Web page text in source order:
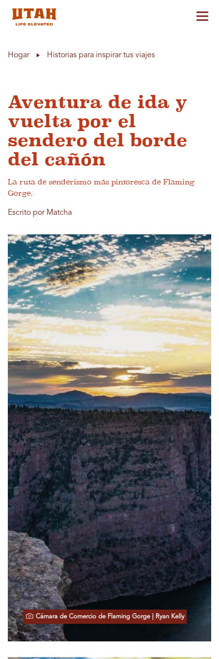
Hogar Historias para inspirar tus viajes
Aventura de ida y
vuelta por el
sendero del borde
del cañón
La ruta de senderismo más pintoresca de Flaming
Gorge.
Escrito por Matcha
Cámara de Comercio de Flaming Gorge | Ryan Kelly